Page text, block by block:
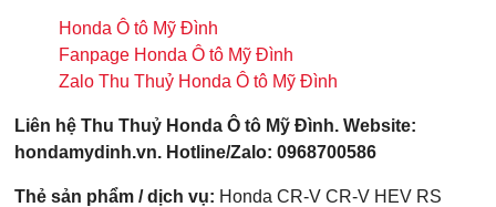
Honda Ô tô Mỹ Đình
Fanpage Honda Ô tô Mỹ Đình
Zalo Thu Thuỷ Honda Ô tô Mỹ Đình
Liên hệ Thu Thuỷ Honda Ô tô Mỹ Đình. Website:
hondamydinh.vn. Hotline/Zalo: 0968700586
Thẻ sản phẩm / dịch vụ: Honda CR-V CR-V HEV RS